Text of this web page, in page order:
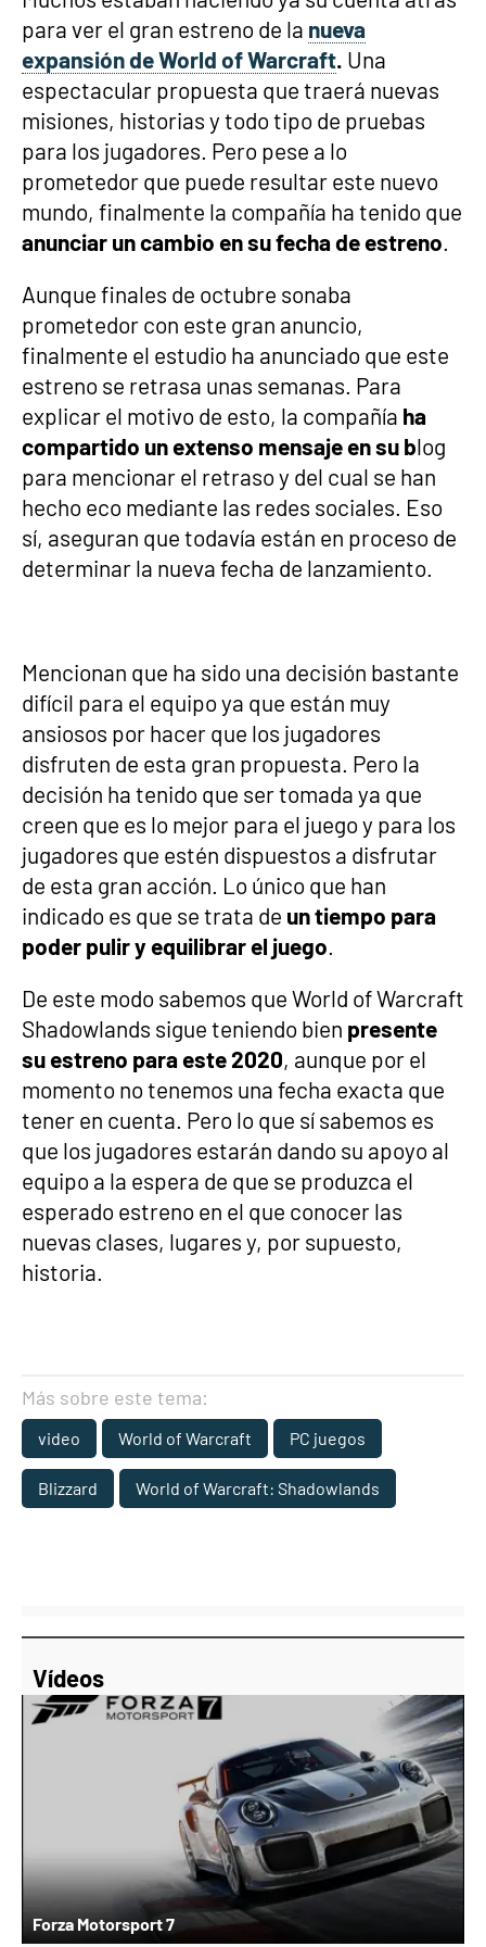
para ver el gran estreno de la nueva
expansión de World of Warcraft. Una
espectacular propuesta que traerá nuevas
misiones, historias y todo tipo de pruebas
para los jugadores. Pero pese a lo
prometedor que puede resultar este nuevo
mundo, finalmente la compañía ha tenido que
anunciar un cambio en su fecha de estreno.
Aunque finales de octubre sonaba
prometedor con este gran anuncio,
finalmente el estudio ha anunciado que este
estreno se retrasa unas semanas. Para
explicar el motivo de esto, la compañía ha
compartido un extenso mensaje en su blog
para mencionar el retraso y del cual se han
hecho eco mediante las redes sociales. Eso
sí, aseguran que todavía están en proceso de
determinar la nueva fecha de lanzamiento.
Mencionan que ha sido una decisión bastante
difícil para el equipo ya que están muy
ansiosos por hacer que los jugadores
disfruten de esta gran propuesta. Pero la
decisión ha tenido que ser tomada ya que
creen que es lo mejor para el juego y para los
jugadores que estén dispuestos a disfrutar
de esta gran acción. Lo único que han
indicado es que se trata de un tiempo para
poder pulir y equilibrar el juego.
De este modo sabemos que World of Warcraft
Shadowlands sigue teniendo bien presente
su estreno para este 2020, aunque por el
momento no tenemos una fecha exacta que
tener en cuenta. Pero lo que sí sabemos es
que los jugadores estarán dando su apoyo al
equipo a la espera de que se produzca el
esperado estreno en el que conocer las
nuevas clases, lugares y, por supuesto,
historia.
Más sobre este tema:
video World of Warcraft PC juegos
Blizzard World of Warcraft: Shadowlands
Vídeos
Forza Motorsport 7